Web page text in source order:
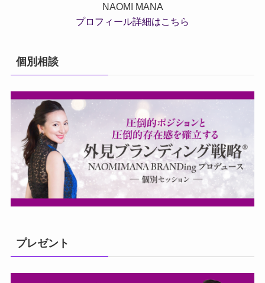
NAOMI MANA
プロフィール詳細はこちら
個別相談
プレゼント